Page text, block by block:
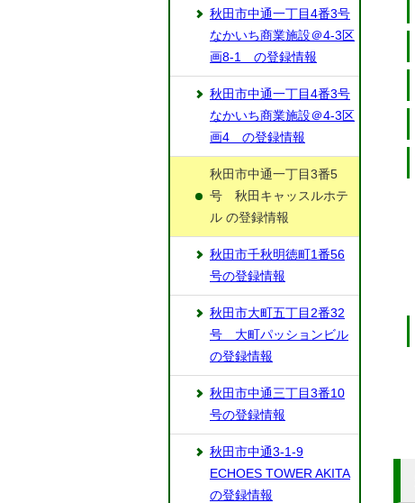
秋田市中通一丁目4番3号
なかいち商業施設＠4-3区
画8-1 の登録情報
秋田市中通一丁目4番3号
なかいち商業施設＠4-3区
画4 の登録情報
秋田市中通一丁目3番5
号 秋田キャッスルホテ
ル の登録情報
秋田市千秋明徳町1番56
号の登録情報
秋田市大町五丁目2番32
号 大町パッションビル
の登録情報
秋田市中通三丁目3番10
号の登録情報
秋田市中通3-1-9
ECHOES TOWER AKITA
の登録情報